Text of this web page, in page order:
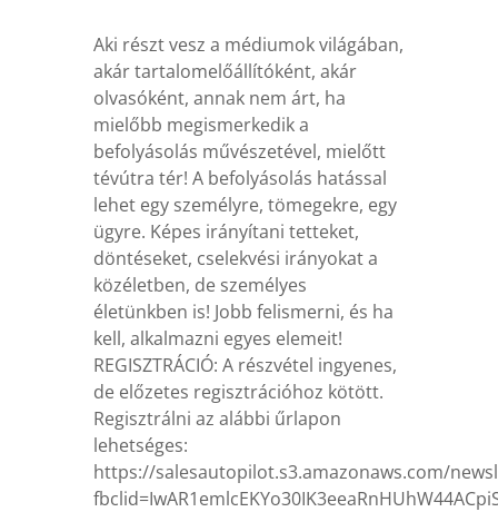
Aki részt vesz a médiumok világában,
akár tartalomelőállítóként, akár
olvasóként, annak nem árt, ha
mielőbb megismerkedik a
befolyásolás művészetével, mielőtt
tévútra tér! A befolyásolás hatással
lehet egy személyre, tömegekre, egy
ügyre. Képes irányítani tetteket,
döntéseket, cselekvési irányokat a
közéletben, de személyes
életünkben is! Jobb felismerni, és ha
kell, alkalmazni egyes elemeit!
REGISZTRÁCIÓ: A részvétel ingyenes,
de előzetes regisztrációhoz kötött.
Regisztrálni az alábbi űrlapon
lehetséges:
https://salesautopilot.s3.amazonaws.com/